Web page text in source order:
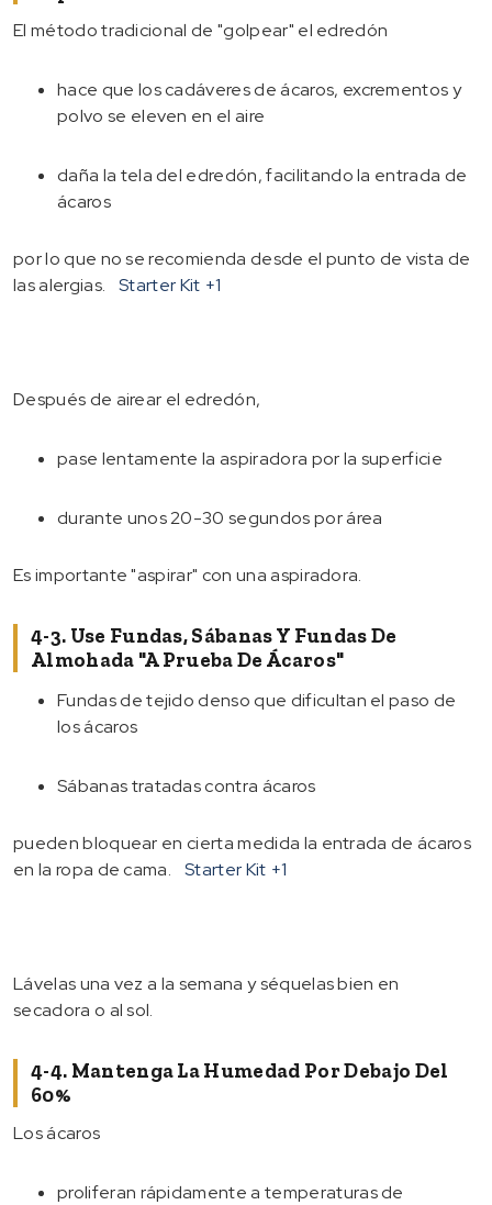
El método tradicional de "golpear" el edredón
hace que los cadáveres de ácaros, excrementos y
polvo se eleven en el aire
daña la tela del edredón, facilitando la entrada de
ácaros
por lo que no se recomienda desde el punto de vista de
las alergias.
Starter Kit +1
Después de airear el edredón,
pase lentamente la aspiradora por la superficie
durante unos 20-30 segundos por área
Es importante "aspirar" con una aspiradora.
4-3. Use Fundas, Sábanas Y Fundas De
Almohada "a Prueba De Ácaros"
Fundas de tejido denso que dificultan el paso de
los ácaros
Sábanas tratadas contra ácaros
pueden bloquear en cierta medida la entrada de ácaros
en la ropa de cama.
Starter Kit +1
Lávelas una vez a la semana y séquelas bien en
secadora o al sol.
4-4. Mantenga La Humedad Por Debajo Del
60%
Los ácaros
proliferan rápidamente a temperaturas de